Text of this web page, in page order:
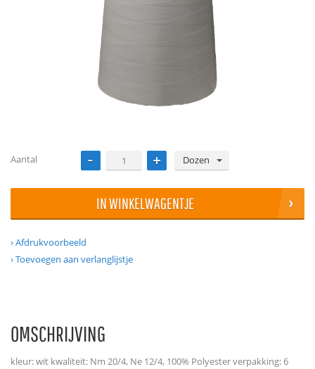
Aantal Dozen
IN WINKELWAGENTJE
Afdrukvoorbeeld
Toevoegen aan verlanglijstje
OMSCHRIJVING
kleur: wit kwaliteit: Nm 20/4, Ne 12/4, 100% Polyester verpakking: 6